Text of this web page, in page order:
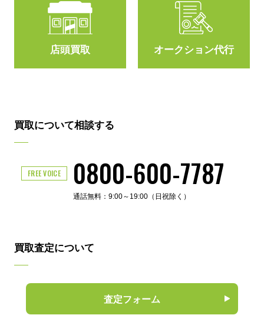
店頭買取 オークション代行
買取について相談する
FREE VOICE 0800-600-7787
通話無料：9:00～19:00（日祝除く）
買取査定について
査定フォーム